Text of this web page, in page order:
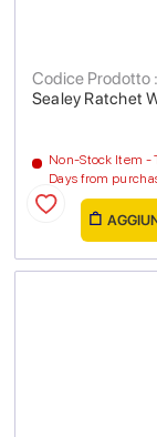
Sealey Ratchet
Codice Prodotto
Non-Stock Item -
Days from